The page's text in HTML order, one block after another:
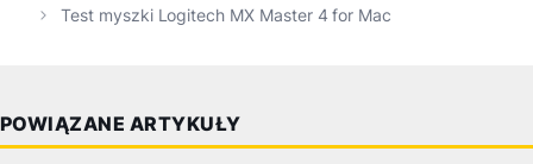
Test myszki Logitech MX Master 4 for Mac
POWIĄZANE ARTYKUŁY